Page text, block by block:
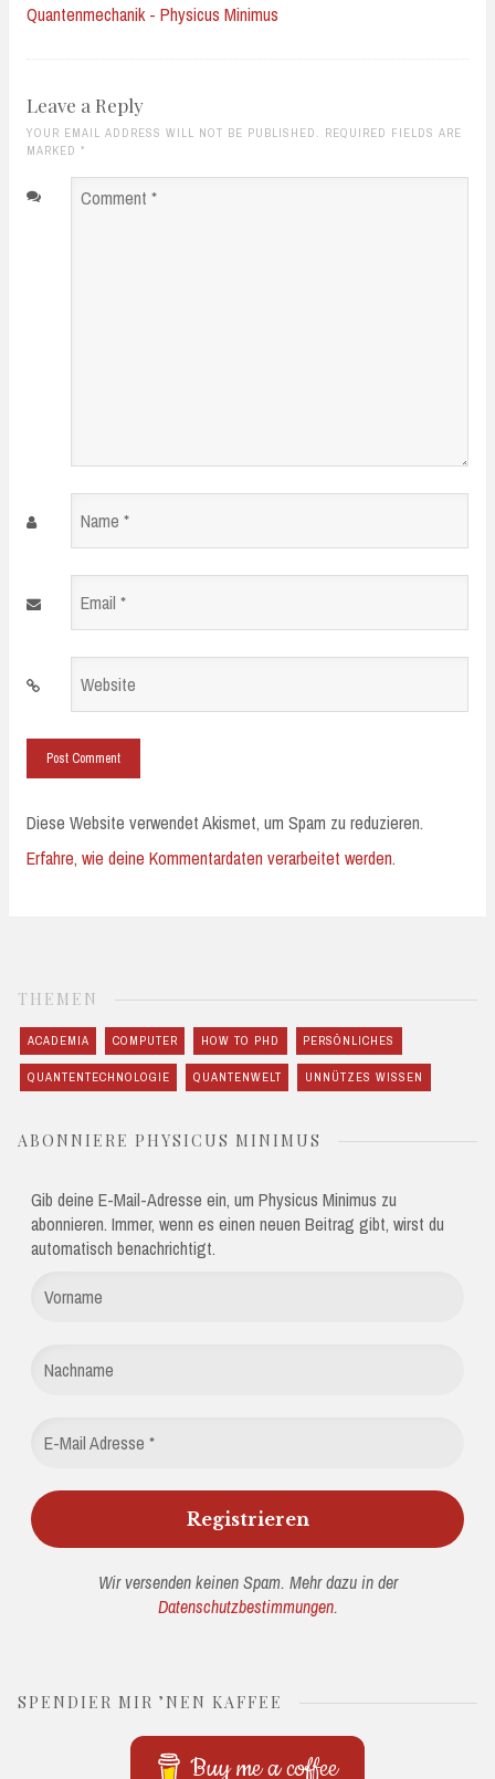
Quantenmechanik - Physicus Minimus
Leave a Reply
YOUR EMAIL ADDRESS WILL NOT BE PUBLISHED. REQUIRED FIELDS ARE
MARKED *
Comment
Name
Email
Website
Diese Website verwendet Akismet, um Spam zu reduzieren.
Erfahre, wie deine Kommentardaten verarbeitet werden.
THEMEN
ACADEMIA COMPUTER HOW TO PHD PERSÖNLICHES
QUANTENTECHNOLOGIE QUANTENWELT UNNÜTZES WISSEN
ABONNIERE PHYSICUS MINIMUS
Gib deine E-Mail-Adresse ein, um Physicus Minimus zu
abonnieren. Immer, wenn es einen neuen Beitrag gibt, wirst du
automatisch benachrichtigt.
Wir versenden keinen Spam. Mehr dazu in der
Datenschutzbestimmungen.
SPENDIER MIR ’NEN KAFFEE
Buy me a coffee